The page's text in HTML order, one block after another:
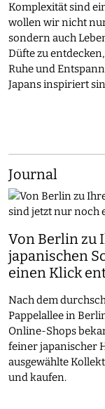
Komplexität sind
wollen wir nicht
sondern auch
Düfte zu
Ruhe und
Japans inspiriert
Journal
Von Berlin zu
japanischen
einen Klick
Nach dem
Pappelallee in
Online-Shops
feiner japanischer
ausgewählte
und kaufen.